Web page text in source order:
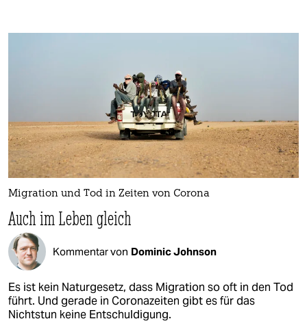
Migration und Tod in Zeiten von Corona
Auch im Leben gleich
Kommentar von Dominic Johnson
Es ist kein Naturgesetz, dass Migration so oft in den Tod
führt. Und gerade in Coronazeiten gibt es für das
Nichtstun keine Entschuldigung.